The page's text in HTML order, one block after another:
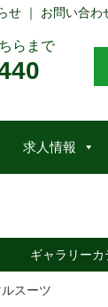
せ ｜ お問い合わ
らまで
求人情報
ギャラリーカ
スーツ